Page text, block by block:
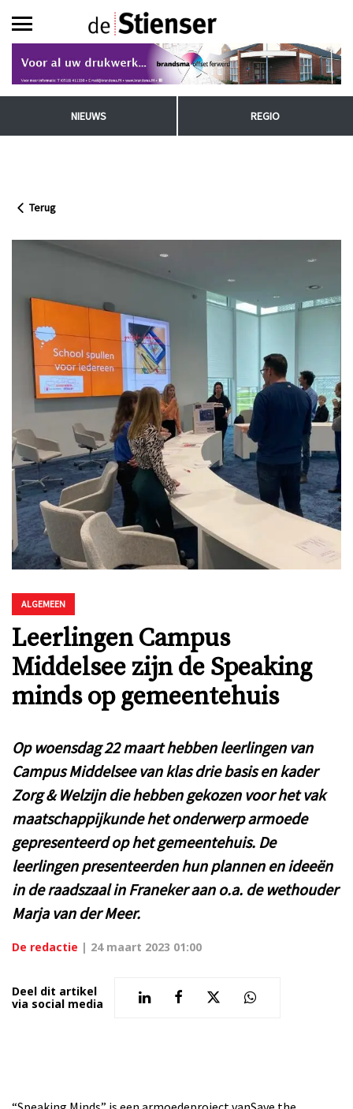
NIEUWS REGIO
Terug
ALGEMEEN
Leerlingen Campus
Middelsee zijn de Speaking
minds op gemeentehuis
Op woensdag 22 maart hebben leerlingen van
Campus Middelsee van klas drie basis en kader
Zorg & Welzijn die hebben gekozen voor het vak
maatschappijkunde het onderwerp armoede
gepresenteerd op het gemeentehuis. De
leerlingen presenteerden hun plannen en ideeën
in de raadszaal in Franeker aan o.a. de wethouder
Marja van der Meer.
De redactie | 24 maart 2023 01:00
Deel dit artikel
via social media